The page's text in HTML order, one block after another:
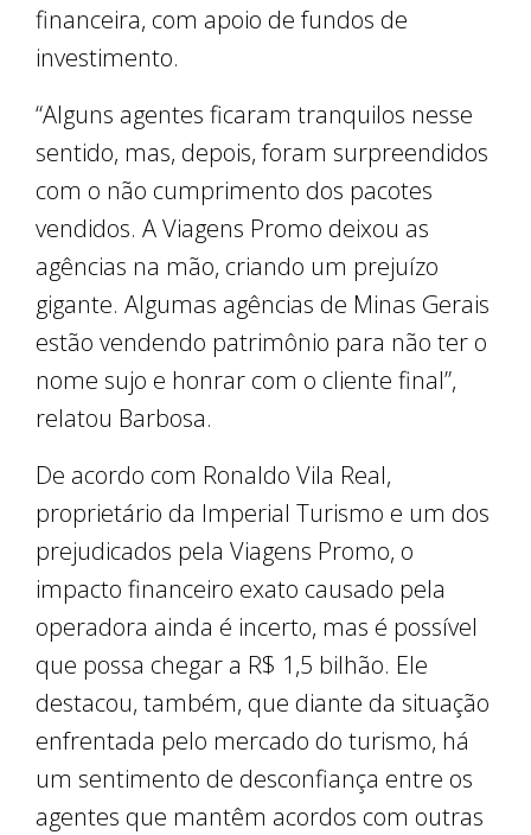
financeira, com apoio de fundos de
investimento.
“Alguns agentes ficaram tranquilos nesse
sentido, mas, depois, foram surpreendidos
com o não cumprimento dos pacotes
vendidos. A Viagens Promo deixou as
agências na mão, criando um prejuízo
gigante. Algumas agências de Minas Gerais
estão vendendo patrimônio para não ter o
nome sujo e honrar com o cliente final”,
relatou Barbosa.
De acordo com Ronaldo Vila Real,
proprietário da Imperial Turismo e um dos
prejudicados pela Viagens Promo, o
impacto financeiro exato causado pela
operadora ainda é incerto, mas é possível
que possa chegar a R$ 1,5 bilhão. Ele
destacou, também, que diante da situação
enfrentada pelo mercado do turismo, há
um sentimento de desconfiança entre os
agentes que mantêm acordos com outras